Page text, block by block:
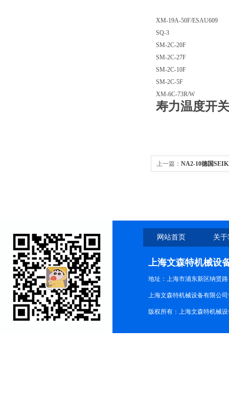
XM-19A-50F/ESAU609
SQ-3
SM-2C-20F
SM-2C-27F
SM-2C-10F
SM-2C-5F
XM-6C-73R/W
寿力温度开
上一篇： NA2-10德国
网站首页 关
上海文森特机械设
地址：上海市浦东新区纳贤路
上海文森特机械设备有限公
版权所有：上海文森特机械